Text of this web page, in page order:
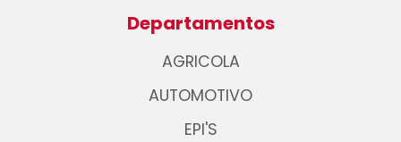
Departamentos
AGRICOLA
AUTOMOTIVO
EPI'S